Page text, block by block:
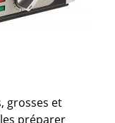
grosses et
préparer